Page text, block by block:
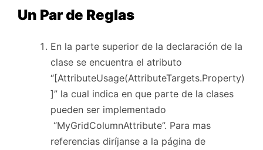
Un Par de Reglas
En la parte superior de la declaración de la
clase se encuentra el atributo
“[AttributeUsage(AttributeTargets.Property)
]” la cual indica en que parte de la clases
pueden ser implementado
“MyGridColumnAttribute”. Para mas
referencias diríjanse a la página de